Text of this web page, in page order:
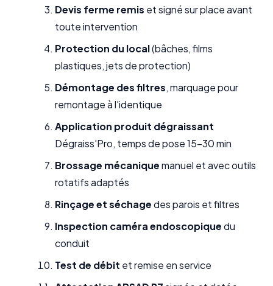
Devis ferme remis et signé sur place avant
toute intervention
Protection du local(bâches, films
plastiques, jets de protection)
Démontage des filtres, marquage pour
remontage à l'identique
Application produit dégraissant
Dégraiss'Pro, temps de pose 15-30 min
Brossage mécaniquemanuel et avec outils
rotatifs adaptés
Rinçage et séchagedes parois et filtres
Inspection caméra endoscopiquedu
conduit
Test de débit et remise en service